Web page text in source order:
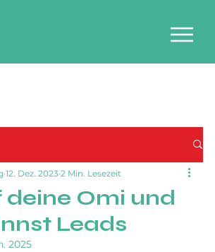
deine Omi und
Leads
12. Dez. 2023 2 Min. Lesezeit
2025